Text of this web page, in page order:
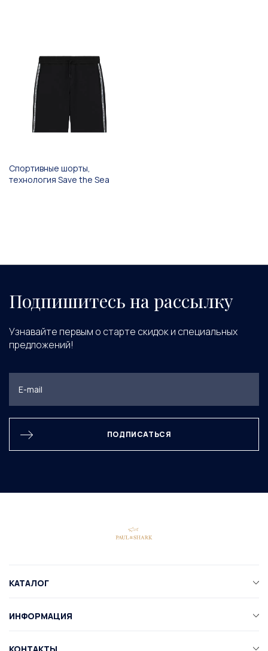
Спортивные шорты,
технология Save the Sea
Подпишитесь на рассылку
Узнавайте первым о старте скидок и специальных
предложений!
ПОДПИСАТЬСЯ
КАТАЛОГ
ИНФОРМАЦИЯ